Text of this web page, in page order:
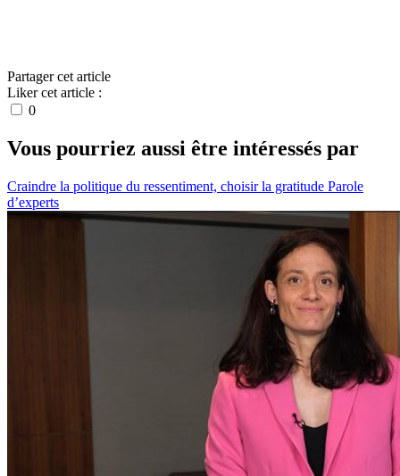
Partager cet article
Liker cet article :
0
Vous pourriez aussi être intéressés par
Craindre la politique du ressentiment, choisir la gratitude Parole
d’experts